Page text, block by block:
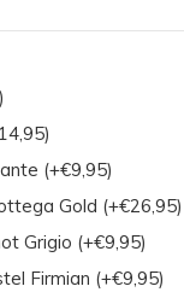
(+€9,95)
Gold (+€26,95)
Grigio (+€9,95)
Firmian (+€9,95)